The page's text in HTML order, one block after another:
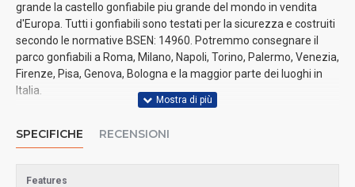
grande la castello gonfiabile piu grande del mondo in vendita
d'Europa. Tutti i gonfiabili sono testati per la sicurezza e costruiti
secondo le normative BSEN: 14960. Potremmo consegnare il
parco gonfiabili a Roma, Milano, Napoli, Torino, Palermo, Venezia,
Firenze, Pisa, Genova, Bologna e la maggior parte dei luoghi in
Italia.
SPECIFICHE RECENSIONI
Features